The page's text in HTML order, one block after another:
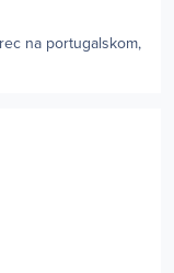
na portugalskom,